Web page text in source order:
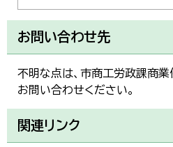
お問い合わせ先
不明な点は、市商工労政課商
お問い合わせください。
関連リンク